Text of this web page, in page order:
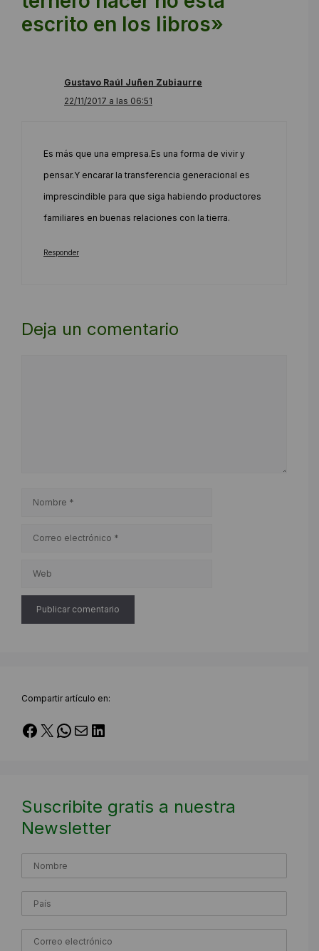
escrito en los libros»
Gustavo Raúl Juñen Zubiaurre
22/11/2017 a las 06:51
Es más que una empresa.Es una forma de vivir y
pensar.Y encarar la transferencia generacional es
imprescindible para que siga habiendo productores
familiares en buenas relaciones con la tierra.
Responder
Deja un comentario
Nombre
Correo
Web
Compartir artículo en:
Facebook
X WhatsApp
Correo electrónico
LinkedIn
Suscribite gratis a nuestra
Newsletter